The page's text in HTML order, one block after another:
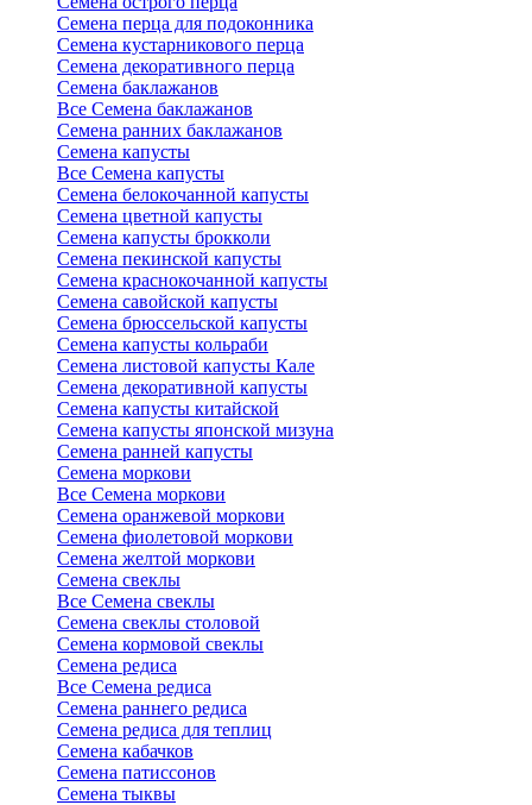
Семена перца для подоконника
Семена кустарникового перца
Семена декоративного перца
Семена баклажанов
Все Семена баклажанов
Семена ранних баклажанов
Семена капусты
Все Семена капусты
Семена белокочанной капусты
Семена цветной капусты
Семена капусты брокколи
Семена пекинской капусты
Семена краснокочанной капусты
Семена савойской капусты
Семена брюссельской капусты
Семена капусты кольраби
Семена листовой капусты Кале
Семена декоративной капусты
Семена капусты китайской
Семена капусты японской мизуна
Семена ранней капусты
Семена моркови
Все Семена моркови
Семена оранжевой моркови
Семена фиолетовой моркови
Семена желтой моркови
Семена свеклы
Все Семена свеклы
Семена свеклы столовой
Семена кормовой свеклы
Семена редиса
Все Семена редиса
Семена раннего редиса
Семена редиса для теплиц
Семена кабачков
Семена патиссонов
Семена тыквы